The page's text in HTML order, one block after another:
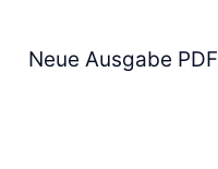
Neue Ausgabe PDF